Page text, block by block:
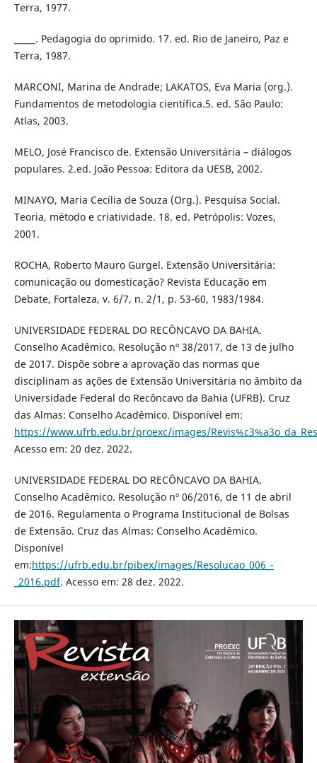
Terra, 1977.
_____. Pedagogia do oprimido. 17. ed. Rio de Janeiro, Paz e
Terra, 1987.
MARCONI, Marina de Andrade; LAKATOS, Eva Maria (org.).
Fundamentos de metodologia científica.5. ed. São Paulo:
Atlas, 2003.
MELO, José Francisco de. Extensão Universitária – diálogos
populares. 2.ed. João Pessoa: Editora da UESB, 2002.
MINAYO, Maria Cecília de Souza (Org.). Pesquisa Social.
Teoria, método e criatividade. 18. ed. Petrópolis: Vozes,
2001.
ROCHA, Roberto Mauro Gurgel. Extensão Universitária:
comunicação ou domesticação? Revista Educação em
Debate, Fortaleza, v. 6/7, n. 2/1, p. 53-60, 1983/1984.
UNIVERSIDADE FEDERAL DO RECÔNCAVO DA BAHIA.
Conselho Acadêmico. Resolução nº 38/2017, de 13 de julho
de 2017. Dispõe sobre a aprovação das normas que
disciplinam as ações de Extensão Universitária no âmbito da
Universidade Federal do Recôncavo da Bahia (UFRB). Cruz
das Almas: Conselho Acadêmico. Disponível em:
https://www.ufrb.edu.br/proexc/images/
Acesso em: 20 dez. 2022.
UNIVERSIDADE FEDERAL DO RECÔNCAVO DA BAHIA.
Conselho Acadêmico. Resolução nº 06/2016, de 11 de abril
de 2016. Regulamenta o Programa Institucional de Bolsas
de Extensão. Cruz das Almas: Conselho Acadêmico.
Disponível
em:https://ufrb.edu.br/pibex/images/Resolucao_006_-
_2016.pdf. Acesso em: 28 dez. 2022.